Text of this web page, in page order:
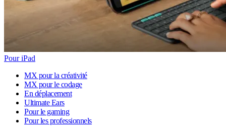
Pour iPad
MX pour la créativité
MX pour le codage
En déplacement
Ultimate Ears
Pour le gaming
Pour les professionnels